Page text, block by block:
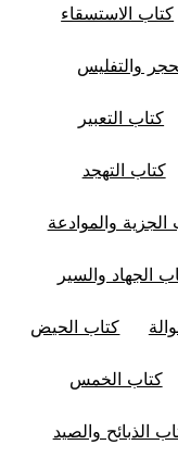
كتاب الاستسقاء
والتفليس
كتاب التعبير
كتاب التهجد
الجزية والموادعة
الجهاد والسير
كتاب الحيض
كتاب الخمس
الذبائح والصيد